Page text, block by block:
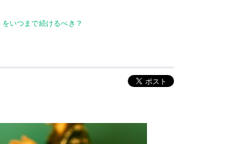
いつまで続けるべき？